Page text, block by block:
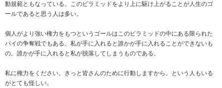
動規範ともなっている。このピラミッドをより上に駆け上がることが人生のゴ
ールであると思う人は多い。
個人がより強い権力をもつというゴールはこのピラミッドの中にある限られた
パイの争奪戦でもある。私が手に入れると誰かが手に入れることができないも
の。誰かが手に入れると私が脱落してしまうものである。
私に権力をください。きっと皆さんのために行動しますから。という人もいる
がとても怪しい。